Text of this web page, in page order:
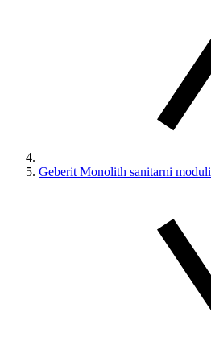
Geberit Monolith sanitarni moduli